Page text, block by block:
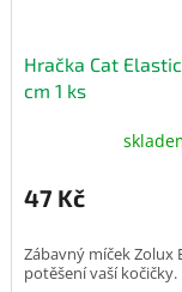
Hračka Cat
cm 1 ks
47 Kč
Zábavný míček Zolux
potěšení vaší kočičky.